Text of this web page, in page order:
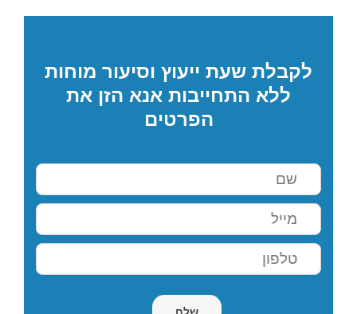
לקבלת שעת ייעוץ וסיעור מוחות
ללא התחייבות אנא הזן את
הפרטים